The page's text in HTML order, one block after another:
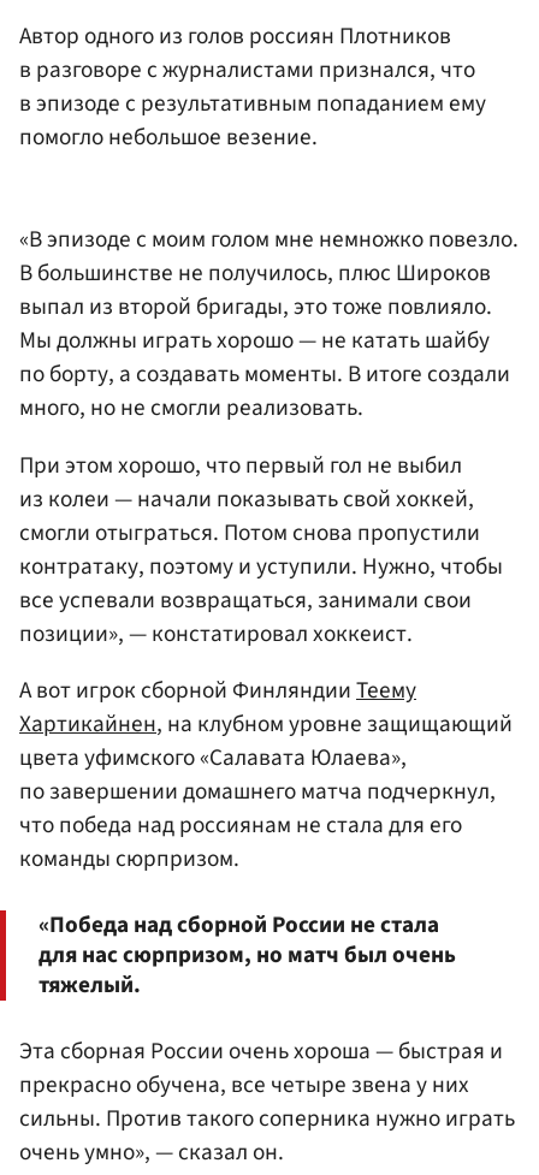
Автор одного из голов россиян Плотников
в разговоре с журналистами признался, что
в эпизоде с результативным попаданием ему
помогло небольшое везение.
«В эпизоде с моим голом мне немножко повезло.
В большинстве не получилось, плюс Широков
выпал из второй бригады, это тоже повлияло.
Мы должны играть хорошо — не катать шайбу
по борту, а создавать моменты. В итоге создали
много, но не смогли реализовать.
При этом хорошо, что первый гол не выбил
из колеи — начали показывать свой хоккей,
смогли отыграться. Потом снова пропустили
контратаку, поэтому и уступили. Нужно, чтобы
все успевали возвращаться, занимали свои
позиции», — констатировал хоккеист.
А вот игрок сборной ФинляндииТеему
Хартикайнен, на клубном уровне защищающий
цвета уфимского «Салавата Юлаева»,
по завершении домашнего матча подчеркнул,
что победа над россиянам не стала для его
команды сюрпризом.
«Победа над сборной России не стала
для нас сюрпризом, но матч был очень
тяжелый.
Эта сборная России очень хороша — быстрая и
прекрасно обучена, все четыре звена у них
сильны. Против такого соперника нужно играть
очень умно», — сказал он.